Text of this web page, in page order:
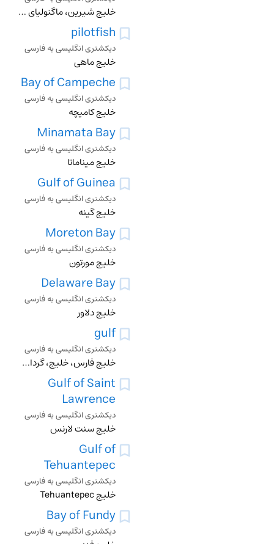
خلیج شیرین، ماگنولیای ویرجینیا
pilotfish
دیکشنری انگلیسی به فارسی
خلیج ماهی
Bay of Campeche
دیکشنری انگلیسی به فارسی
خلیج کامپچه
Minamata Bay
دیکشنری انگلیسی به فارسی
خلیج میناماتا
Gulf of Guinea
دیکشنری انگلیسی به فارسی
خلیج گینه
Moreton Bay
دیکشنری انگلیسی به فارسی
خلیج مورتون
Delaware Bay
دیکشنری انگلیسی به فارسی
خلیج دلاور
gulf
دیکشنری انگلیسی به فارسی
خلیج فارس، خلیج، گرداب، جدایی، خور، هر چیز بلعنده و فرو برنده
Gulf of Saint
Lawrence
دیکشنری انگلیسی به فارسی
خلیج سنت لارنس
Gulf of
Tehuantepec
دیکشنری انگلیسی به فارسی
خلیج Tehuantepec
Bay of Fundy
دیکشنری انگلیسی به فارسی